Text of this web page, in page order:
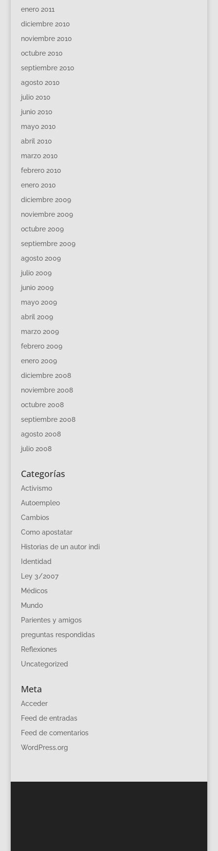
enero 2011
diciembre 2010
noviembre 2010
octubre 2010
septiembre 2010
agosto 2010
julio 2010
junio 2010
mayo 2010
abril 2010
marzo 2010
febrero 2010
enero 2010
diciembre 2009
noviembre 2009
octubre 2009
septiembre 2009
agosto 2009
julio 2009
junio 2009
mayo 2009
abril 2009
marzo 2009
febrero 2009
enero 2009
diciembre 2008
noviembre 2008
octubre 2008
septiembre 2008
agosto 2008
julio 2008
Categorías
Activismo
Autoempleo
Cambios
Como apostatar
Historias de un autor indi
Identidad
Ley 3/2007
Médicos
Mundo
Parientes y amigos
preguntas respondidas
Reflexiones
Uncategorized
Meta
Acceder
Feed de entradas
Feed de comentarios
WordPress.org